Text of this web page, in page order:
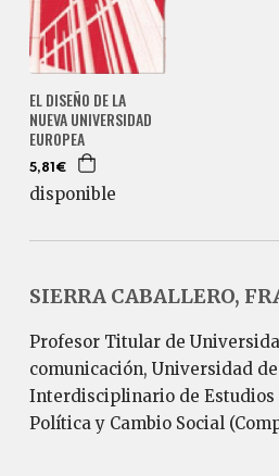
EL DISEÑO DE LA
NUEVA UNIVERSIDAD
EUROPEA
5,81€
disponible
SIERRA CABALLERO,
Profesor Titular de
comunicación, Universidad
Interdisciplinario de Estudios
Política y Cambio Social